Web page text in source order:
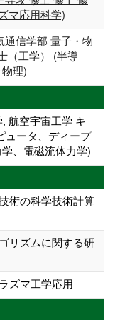
マ応用科学)
通信学部 量子・物
（工学） (半導
理)
航空宇宙工学 キ
ュータ、ディープ
、電磁流体力学)
術の科学技術計算
リズムに関する研
ズマ工学応用